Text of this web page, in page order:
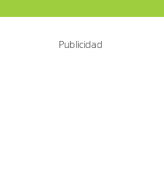
Publicidad